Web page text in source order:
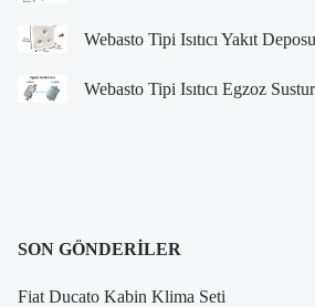
Webasto Tipi Isıtıcı Yakıt
Webasto Tipi Isıtıcı Egzoz
SON GÖNDERILER
Fiat Ducato Kabin Klima Seti